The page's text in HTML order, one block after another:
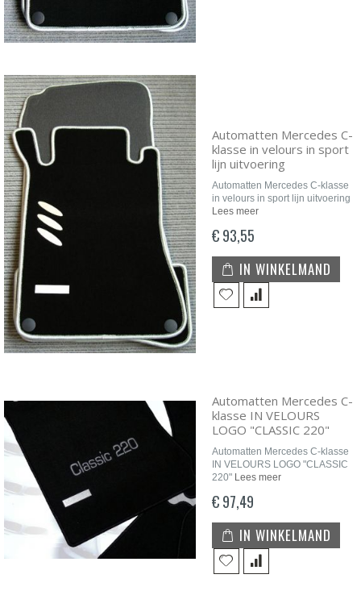
Automatten Mercedes C-
klasse in velours in sport
lijn uitvoering
Automatten Mercedes C-klasse
in velours in sport lijn uitvoering
Lees meer
€ 93,55
IN WINKELMAND
Automatten Mercedes C-
klasse IN VELOURS
LOGO "CLASSIC 220"
Automatten Mercedes C-klasse
IN VELOURS LOGO "CLASSIC
220" Lees meer
€ 97,49
IN WINKELMAND